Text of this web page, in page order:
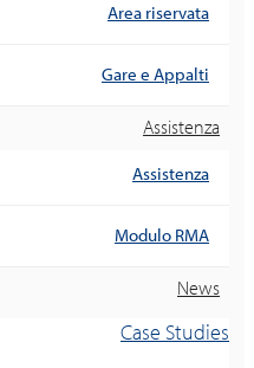
Area riservata
Gare e Appalti
Assistenza
Assistenza
Modulo RMA
News
Case Studies